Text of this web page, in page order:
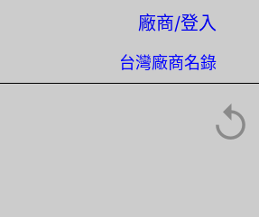
廠商/登入
台灣廠商名錄
↺